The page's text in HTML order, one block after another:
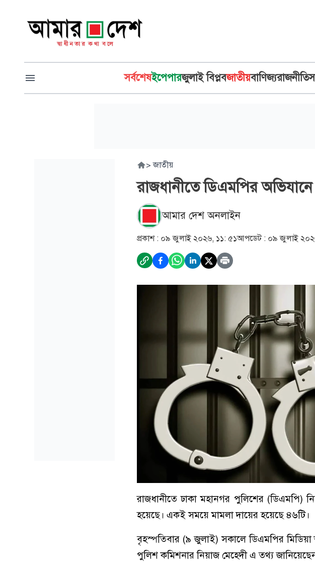
সর্বশেষইপেপারজুলাই বিপ্লবজাতীয়বাণিজ্যরাজনীতি
> জাতীয়
রাজধানীতে ডিএমপির অভিযানে
আমার দেশ অনলাইন
প্রকাশ : ০৯ জুলাই ২০২৬, ১১: ৫১আপডেট : ০৯ জুলাই
রাজধানীতে ঢাকা মহানগর পুলিশের (ডিএমপি)
হয়েছে। একই সময়ে মামলা দায়ের হয়েছে ৪৬টি।
বৃহস্পতিবার (৯ জুলাই) সকালে ডিএমপির মিডিয়া
পুলিশ কমিশনার নিয়াজ মেহেদী এ তথ্য